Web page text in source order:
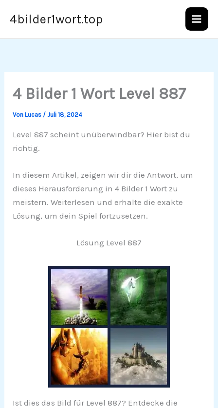
Inhalt
4bilder1wort.top
4 Bilder 1 Wort Level 887
VonLucas /Juli 18, 2024
Level 887 scheint unüberwindbar? Hier bist du
richtig.
In diesem Artikel, zeigen wir dir die Antwort, um
dieses Herausforderung in 4 Bilder 1 Wort zu
meistern. Weiterlesen und erhalte die exakte
Lösung, um dein Spiel fortzusetzen.
Lösung Level 887
Ist dies das Bild für Level 887? Entdecke die